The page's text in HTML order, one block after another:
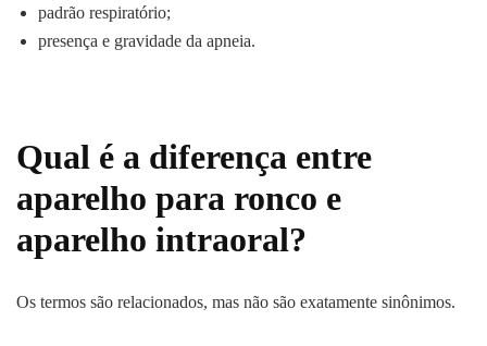
padrão respiratório;
presença e gravidade da apneia.
Qual é a diferença entre
aparelho para ronco e
aparelho intraoral?
Os termos são relacionados, mas não são exatamente sinônimos.